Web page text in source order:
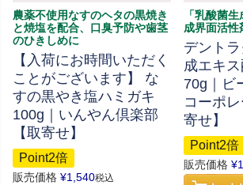
農薬不使用なすのヘタの黒焼き
と焼塩を配合、口臭予防や歯茎
のひきしめに
【入荷にお時間いただく
ことがございます】 な
すの黒やき塩ハミガキ
100g｜いんやん倶楽部
【取寄せ】
Point2倍
販売価格 ¥1,540税込
「乳酸菌
成界面活性
デント
成エキス
70g｜ビ
コーポ
寄せ】
Point2倍
販売価格 ¥